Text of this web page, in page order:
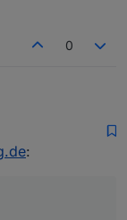
0
McGyver unter
man könnte
: